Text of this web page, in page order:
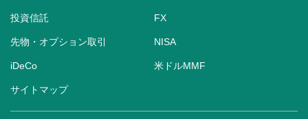
投資信託 FX
先物・オプション取引 NISA
iDeCo 米ドルMMF
サイトマップ